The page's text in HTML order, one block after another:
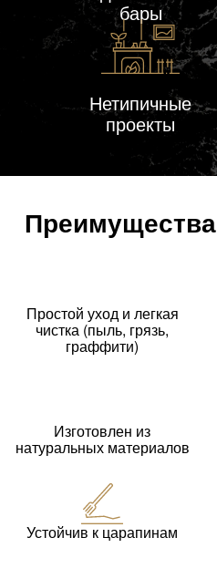
бары
Нетипичные
проекты
Преимущества
Простой уход и легкая
чистка (пыль, грязь,
граффити)
Изготовлен из
натуральных материалов
Устойчив к царапинам